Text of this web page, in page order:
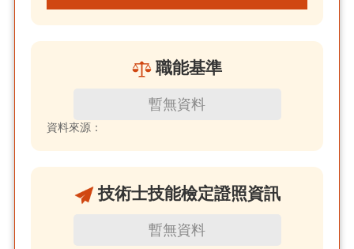
職能基準
暫無資料
資料來源：
技術士技能檢定證照資訊
暫無資料